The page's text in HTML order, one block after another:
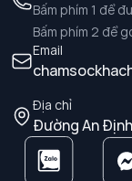
Bấm phím 1 để
Bấm phím 2 để
Email
Địa chỉ
Đường An